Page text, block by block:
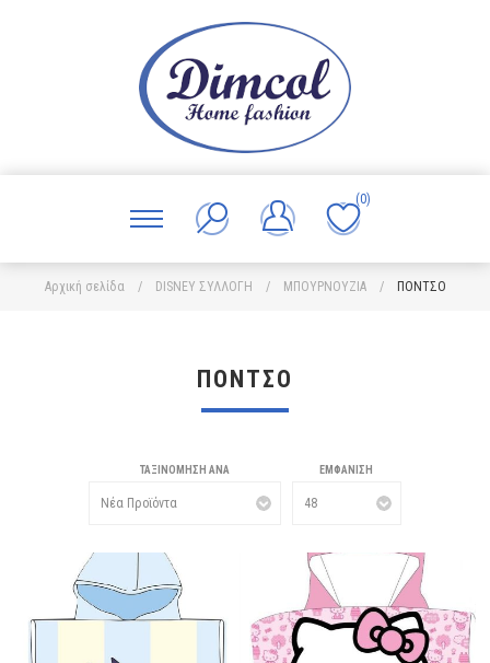
(0)
Αρχική σελίδα / DISNEY ΣΥΛΛΟΓΗ / ΜΠΟΥΡΝΟΥΖΙΑ / ΠΟΝΤΣΟ
ΠΟΝΤΣΟ
ΤΑΞΙΝΌΜΗΣΗ ΑΝΆ ΕΜΦΆΝΙΣΗ